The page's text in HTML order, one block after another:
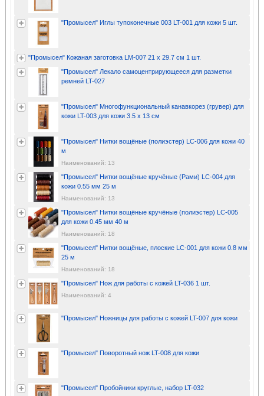
"Промысел" Иглы тупоконечные 003 LT-001 для кожи 5 шт.
"Промысел" Кожаная заготовка LM-007 21 х 29.7 см 1 шт.
"Промысел" Лекало самоцентрирующееся для разметки
ремней LT-027
"Промысел" Многофункциональный канавкорез (грувер) для
кожи LT-003 для кожи 3.5 х 13 см
"Промысел" Нитки вощёные (полиэстер) LC-006 для кожи 40
м
Наименований: 13
"Промысел" Нитки вощёные кручёные (Рами) LC-004 для
кожи 0.55 мм 25 м
Наименований: 13
"Промысел" Нитки вощёные кручёные (полиэстер) LC-005
для кожи 0.45 мм 40 м
Наименований: 18
"Промысел" Нитки вощёные, плоские LC-001 для кожи 0.8 мм
25 м
Наименований: 18
"Промысел" Нож для работы с кожей LT-036 1 шт.
Наименований: 4
"Промысел" Ножницы для работы с кожей LT-007 для кожи
"Промысел" Поворотный нож LT-008 для кожи
"Промысел" Пробойники круглые, набор LT-032